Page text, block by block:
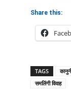
Share this:
TAGS
समलिंगी विवाह